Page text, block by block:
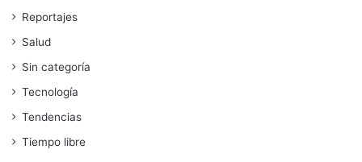
Reportajes
Salud
Sin categoría
Tecnología
Tendencias
Tiempo libre